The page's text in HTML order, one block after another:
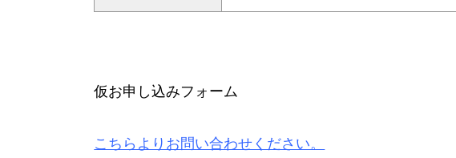
仮お申し込みフォーム
こちらよりお問い合わせください。